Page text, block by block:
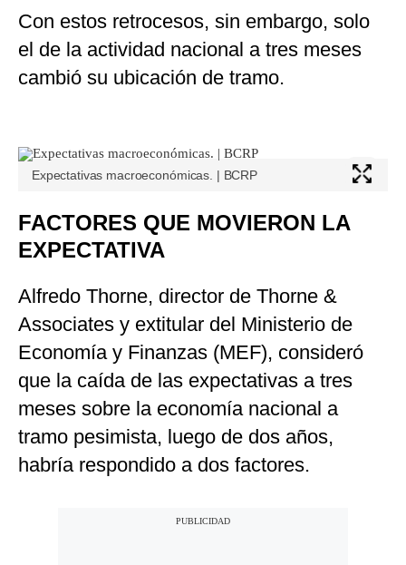
Con estos retrocesos, sin embargo, solo
el de la actividad nacional a tres meses
cambió su ubicación de tramo.
Expectativas macroeconómicas. | BCRP
FACTORES QUE MOVIERON LA
EXPECTATIVA
Alfredo Thorne, director de Thorne &
Associates y extitular del Ministerio de
Economía y Finanzas (MEF), consideró
que la caída de las expectativas a tres
meses sobre la economía nacional a
tramo pesimista, luego de dos años,
habría respondido a dos factores.